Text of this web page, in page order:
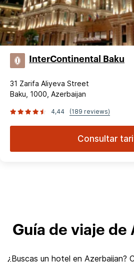
InterContinental Baku
31 Zarifa Aliyeva Street
Baku, 1000, Azerbaijan
4,44 (189 reviews)
Consultar
Guía de viaje de
¿Buscas un hotel en Azerbaijan?